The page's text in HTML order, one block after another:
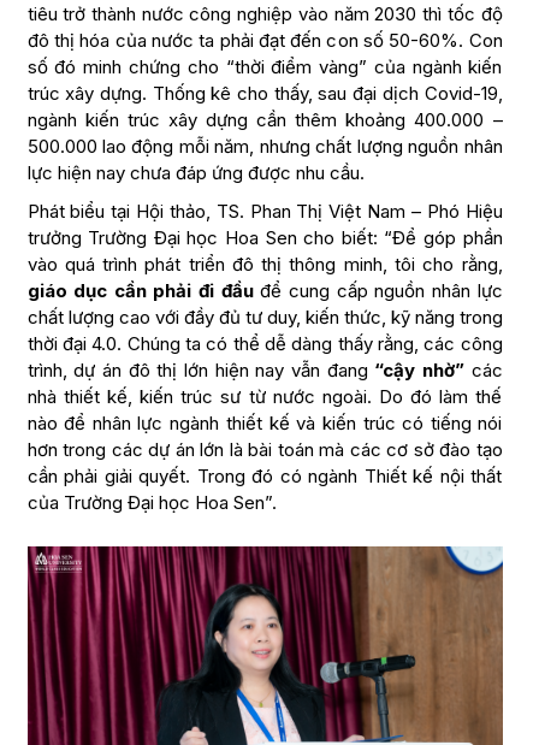
tiêu trở thành nước công nghiệp vào năm 2030 thì tốc độ
đô thị hóa của nước ta phải đạt đến con số 50-60%. Con
số đó minh chứng cho “thời điểm vàng” của ngành kiến
trúc xây dựng. Thống kê cho thấy, sau đại dịch Covid-19,
ngành kiến trúc xây dựng cần thêm khoảng 400.000 –
500.000 lao động mỗi năm, nhưng chất lượng nguồn nhân
lực hiện nay chưa đáp ứng được nhu cầu.
Phát biểu tại Hội thảo, TS. Phan Thị Việt Nam – Phó Hiệu
trưởng Trường Đại học Hoa Sen cho biết: “Để góp phần
vào quá trình phát triển đô thị thông minh, tôi cho rằng,
giáo dục cần phải đi đầuđể cung cấp nguồn nhân lực
chất lượng cao với đầy đủ tư duy, kiến thức, kỹ năng trong
thời đại 4.0. Chúng ta có thể dễ dàng thấy rằng, các công
trình, dự án đô thị lớn hiện nay vẫn đang “cậy nhờ”các
nhà thiết kế, kiến trúc sư từ nước ngoài. Do đó làm thế
nào để nhân lực ngành thiết kế và kiến trúc có tiếng nói
hơn trong các dự án lớn là bài toán mà các cơ sở đào tạo
cần phải giải quyết. Trong đó có ngành Thiết kế nội thất
của Trường Đại học Hoa Sen”.